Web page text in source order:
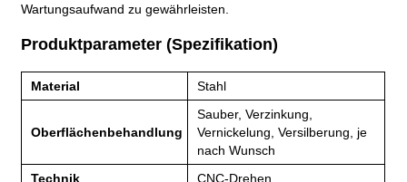
Wartungsaufwand zu gewährleisten.
Produktparameter (Spezifikation)
Material Stahl
Oberflächenbehandlung
Sauber, Verzinkung,
Vernickelung, Versilberung, je
nach Wunsch
Technik
CNC-Drehen